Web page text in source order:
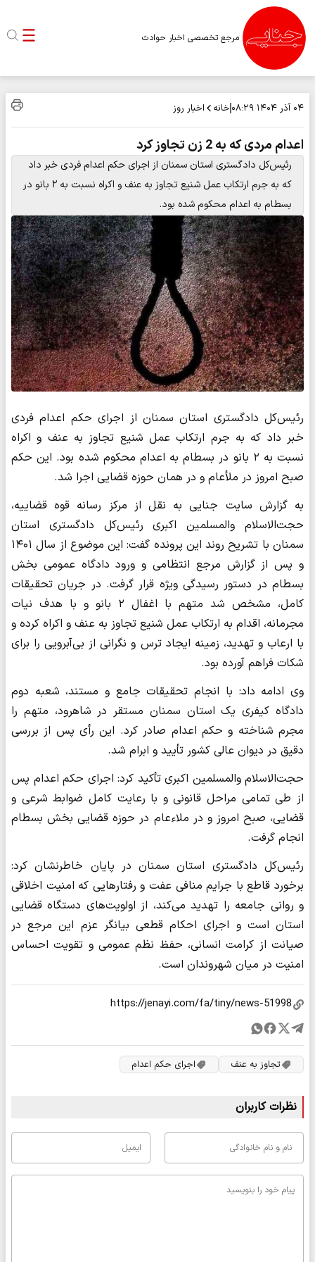
مرجع تخصصی اخبار حوادث
۰۴ آذر ۱۴۰۴ ۰۸:۲۹ خانه اخبار روز
اعدام مردی که به 2 زن تجاوز کرد
رئیس‌کل دادگستری استان سمنان از اجرای حکم اعدام فردی خبر داد
که به جرم ارتکاب عمل شنیع تجاوز به عنف و اکراه نسبت به ۲ بانو در
بسطام به اعدام محکوم شده بود.
رئیس‌کل دادگستری استان سمنان از اجرای حکم اعدام فردی
خبر داد که به جرم ارتکاب عمل شنیع تجاوز به عنف و اکراه
نسبت به ۲ بانو در بسطام به اعدام محکوم شده بود. این حکم
صبح امروز در ملأعام و در همان حوزه قضایی اجرا شد.
به گزارش سایت جنایی به نقل از مرکز رسانه قوه قضاییه،
حجت‌الاسلام والمسلمین اکبری رئیس‌کل دادگستری استان
سمنان با تشریح روند این پرونده گفت: این موضوع از سال ۱۴۰۱
و پس از گزارش مرجع انتظامی و ورود دادگاه عمومی بخش
بسطام در دستور رسیدگی ویژه قرار گرفت. در جریان تحقیقات
کامل، مشخص شد متهم با اغفال ۲ بانو و با هدف نیات
مجرمانه، اقدام به ارتکاب عمل شنیع تجاوز به عنف و اکراه کرده و
با ارعاب و تهدید، زمینه ایجاد ترس و نگرانی از بی‌آبرویی را برای
شکات فراهم آورده بود.
وی ادامه داد: با انجام تحقیقات جامع و مستند، شعبه دوم
دادگاه کیفری یک استان سمنان مستقر در شاهرود، متهم را
مجرم شناخته و حکم اعدام صادر کرد. این رأی پس از بررسی
دقیق در دیوان عالی کشور تأیید و ابرام شد.
حجت‌الاسلام والمسلمین اکبری تأکید کرد: اجرای حکم اعدام پس
از طی تمامی مراحل قانونی و با رعایت کامل ضوابط شرعی و
قضایی، صبح امروز و در ملاءعام در حوزه قضایی بخش بسطام
انجام گرفت.
رئیس‌کل دادگستری استان سمنان در پایان خاطرنشان کرد:
برخورد قاطع با جرایم منافی عفت و رفتار‌هایی که امنیت اخلاقی
و روانی جامعه را تهدید می‌کند، از اولویت‌های دستگاه قضایی
استان است و اجرای احکام قطعی بیانگر عزم این مرجع در
صیانت از کرامت انسانی، حفظ نظم عمومی و تقویت احساس
امنیت در میان شهروندان است.
تجاوز به عنف اجرای حکم اعدام
نظرات کاربران